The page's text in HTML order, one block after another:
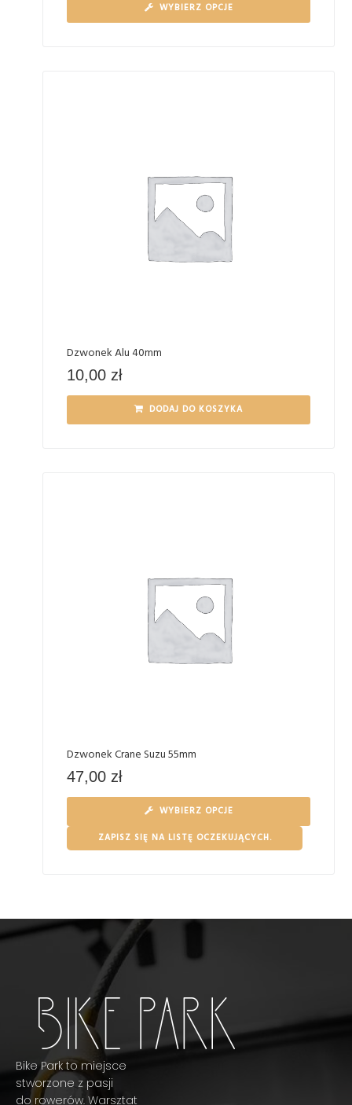
WYBIERZ OPCJE
Dzwonek Alu 40mm
10,00 zł
DODAJ DO KOSZYKA
Dzwonek Crane Suzu 55mm
47,00 zł
WYBIERZ OPCJE
ZAPISZ SIĘ NA LISTĘ OCZEKUJĄCYCH.
Bike Park to miejsce
stworzone z pasji
do rowerów. Warsztat